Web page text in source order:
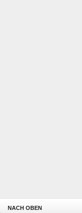
NACH OBEN